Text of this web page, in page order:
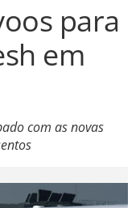
para
em
com as novas